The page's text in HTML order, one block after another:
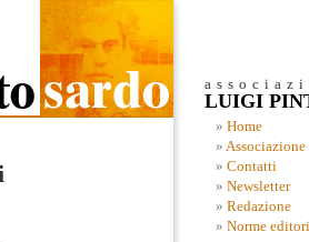
LUIGI
Home
Associazione
Contatti
Newsletter
Redazione
Norme